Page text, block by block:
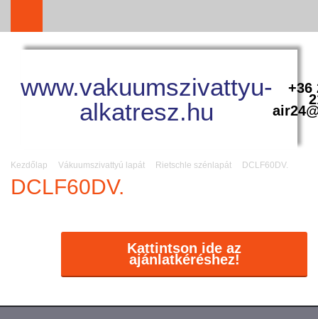
www.vakuumszivattyu-
alkatresz.hu
+36
Kezdőlap Vákuumszivattyú lapát Rietschle szénlapát DCLF60DV.
DCLF60DV.
Kattintson ide az
ajánlatkéréshez!